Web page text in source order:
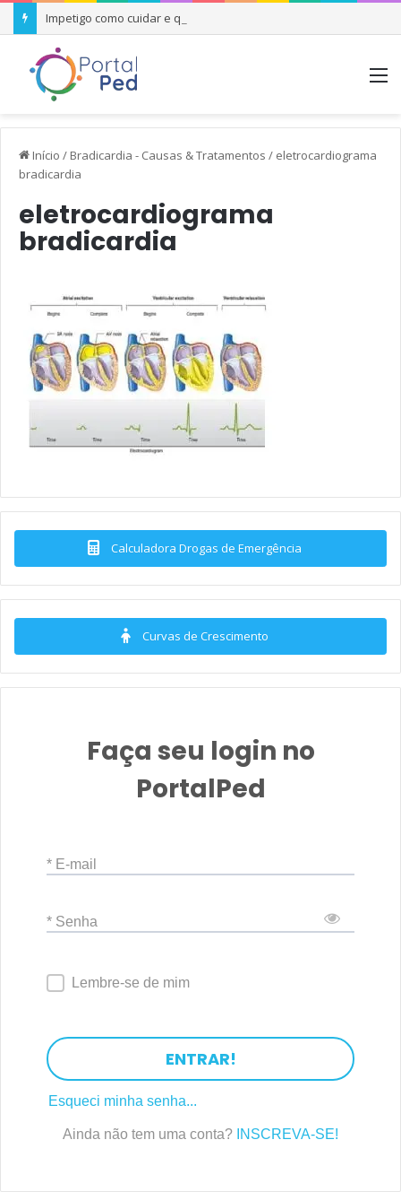
Impetigo como cuidar e quando se preocupar
Início / Bradicardia - Causas & Tratamentos / eletrocardiograma
bradicardia
eletrocardiograma
bradicardia
Calculadora Drogas de Emergência
Curvas de Crescimento
Faça seu login no
PortalPed
* E-mail
* Senha
Lembre-se de mim
ENTRAR!
Esqueci minha senha...
Ainda não tem uma conta? INSCREVA-SE!